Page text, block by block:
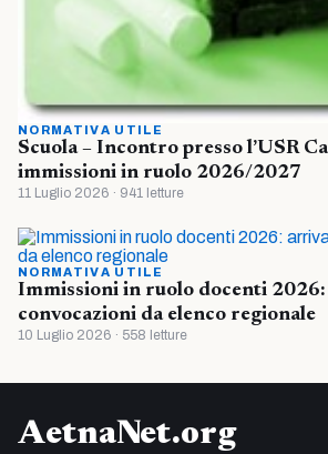
NORMATIVA UTILE
Scuola – Incontro presso l’USR
immissioni in ruolo 2026/2027
11 Luglio 2026 · 941 letture
NORMATIVA UTILE
Immissioni in ruolo docenti
convocazioni da elenco regionale
10 Luglio 2026 · 558 letture
AetnaNet.org